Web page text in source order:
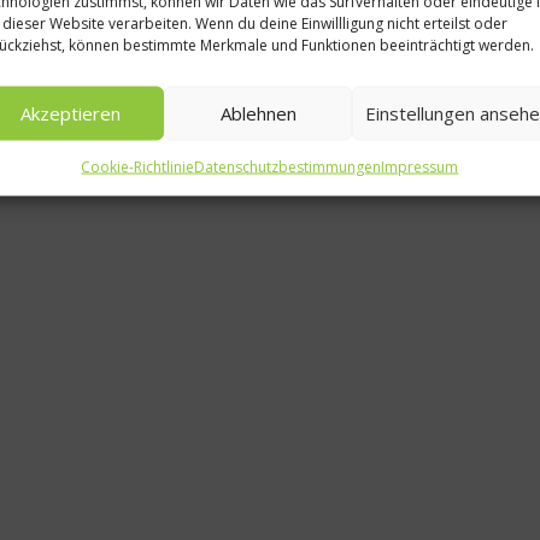
dieser Website verarbeiten. Wenn du deine Einwillligung nicht erteilst oder
können bestimmte Merkmale und Funktionen beeinträchtigt werden.
Akzeptieren Ablehnen Einstellungen
Cookie-RichtlinieDatenschutzbestimmungenImpressum